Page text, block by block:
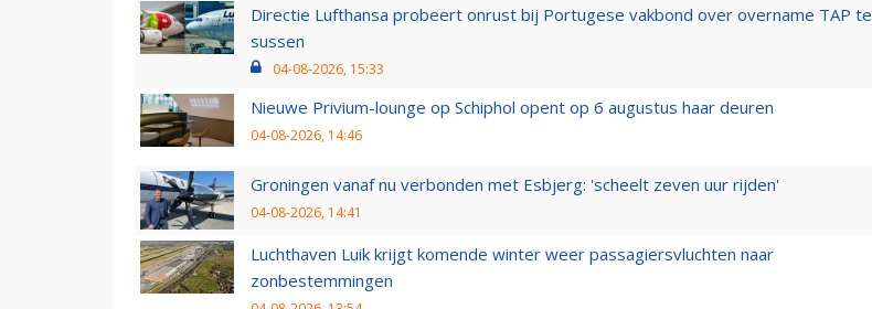
Directie Lufthansa probeert onrust bij Portugese vakbond over overname TAP te
sussen
04-08-2026, 15:33
Nieuwe Privium-lounge op Schiphol opent op 6 augustus haar deuren
04-08-2026, 14:46
Groningen vanaf nu verbonden met Esbjerg: 'scheelt zeven uur rijden'
04-08-2026, 14:41
Luchthaven Luik krijgt komende winter weer passagiersvluchten naar
zonbestemmingen